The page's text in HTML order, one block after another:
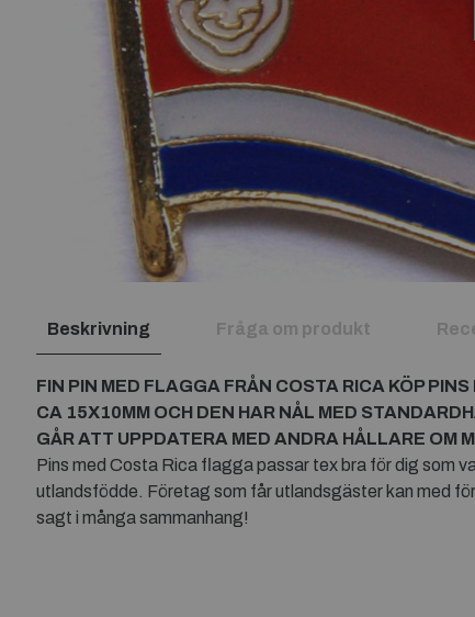
Beskrivning Fråga om produkt
FIN PIN MED FLAGGA FRÅN COSTA RICA KÖP
CA 15X10MM OCH DEN HAR NÅL MED
GÅR ATT UPPDATERA MED ANDRA HÅLLARE OM
Pins med Costa Rica flagga passar tex bra för dig som
utlandsfödde. Företag som får utlandsgäster kan med
sagt i många sammanhang!